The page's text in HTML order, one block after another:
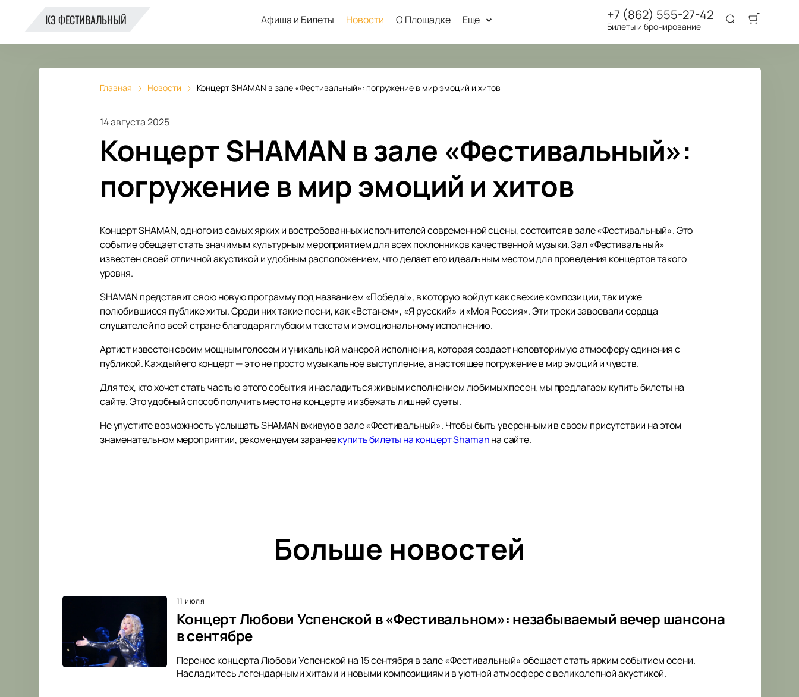
КЗ ФЕСТИВАЛЬНЫЙ Афиша и Билеты Новости О Площадке Еще +7 (862) 555-27-42
Билеты и бронирование
Главная Новости Концерт SHAMAN в зале «Фестивальный»: погружение в мир эмоций и хитов
14 августа 2025
Концерт SHAMAN в зале «Фестивальный»:
погружение в мир эмоций и хитов
Концерт SHAMAN, одного из самых ярких и востребованных исполнителей современной сцены, состоится в зале «Фестивальный». Это
событие обещает стать значимым культурным мероприятием для всех поклонников качественной музыки. Зал «Фестивальный»
известен своей отличной акустикой и удобным расположением, что делает его идеальным местом для проведения концертов такого
уровня.
SHAMAN представит свою новую программу под названием «Победа!», в которую войдут как свежие композиции, так и уже
полюбившиеся публике хиты. Среди них такие песни, как «Встанем», «Я русский» и «Моя Россия». Эти треки завоевали сердца
слушателей по всей стране благодаря глубоким текстам и эмоциональному исполнению.
Артист известен своим мощным голосом и уникальной манерой исполнения, которая создает неповторимую атмосферу единения с
публикой. Каждый его концерт — это не просто музыкальное выступление, а настоящее погружение в мир эмоций и чувств.
Для тех, кто хочет стать частью этого события и насладиться живым исполнением любимых песен, мы предлагаем купить билеты на
сайте. Это удобный способ получить место на концерте и избежать лишней суеты.
Не упустите возможность услышать SHAMAN вживую в зале «Фестивальный». Чтобы быть уверенными в своем присутствии на этом
знаменательном мероприятии, рекомендуем заранеекупить билеты на концерт Shamanна сайте.
Больше новостей
11 июля
Концерт Любови Успенской в «Фестивальном»: незабываемый вечер шансона
в сентябре
Перенос концерта Любови Успенской на 15 сентября в зале «Фестивальный» обещает стать ярким событием осени.
Насладитесь легендарными хитами и новыми композициями в уютной атмосфере с великолепной акустикой.